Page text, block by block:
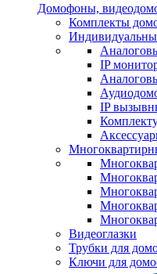
Домофоны,
Комплекты
IP
IP
Видеоглазки
Трубки для
Ключи для